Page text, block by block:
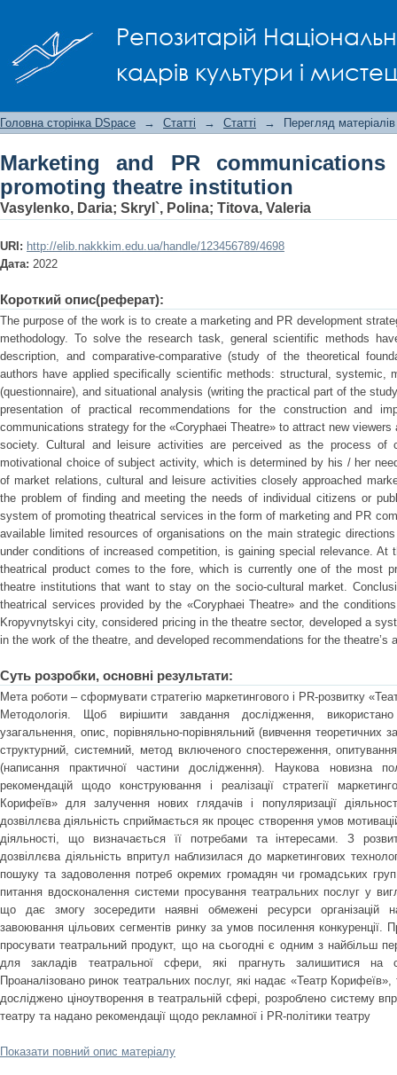
Репозитарій
кадрів культури і
institution
Головна сторінка DSpace → Статті → Статті → Перегляд матеріалів
Marketing and PR
promoting theatre institution
Vasylenko, Daria; Skryl`, Polina; Titova, Valeria
URI: http://elib.nakkkim.edu.ua/handle/123456789/4698
Дата: 2022
Короткий опис(реферат):
The purpose of the work is to create a marketing and PR development
methodology. To solve the research task, general scientific methods
description, and comparative-comparative (study of the theoretical
authors have applied specifically scientific methods: structural, systemic,
(questionnaire), and situational analysis (writing the practical part of the
presentation of practical recommendations for the construction and
communications strategy for the «Coryphaei Theatre» to attract new
society. Cultural and leisure activities are perceived as the process of
motivational choice of subject activity, which is determined by his / her
of market relations, cultural and leisure activities closely approached
the problem of finding and meeting the needs of individual citizens or
system of promoting theatrical services in the form of marketing and PR
available limited resources of organisations on the main strategic
under conditions of increased competition, is gaining special relevance.
theatrical product comes to the fore, which is currently one of the most
theatre institutions that want to stay on the socio-cultural market.
theatrical services provided by the «Coryphaei Theatre» and the
Kropyvnytskyi city, considered pricing in the theatre sector, developed a
in the work of the theatre, and developed recommendations for the theatre’s
Суть розробки, основні результати:
Мета роботи – сформувати стратегію маркетингового і PR-розвитку
Методологія. Щоб вирішити завдання дослідження,
узагальнення, опис, порівняльно-порівняльний (вивчення теоретичних
структурний, системний, метод включеного спостереження, опитування
(написання практичної частини дослідження). Наукова новизна
рекомендацій щодо конструювання і реалізації стратегії
Корифеїв» для залучення нових глядачів і популяризації
дозвіллєва діяльність сприймається як процес створення умов
діяльності, що визначається її потребами та інтересами. З
дозвіллєва діяльність впритул наблизилася до маркетингових
пошуку та задоволення потреб окремих громадян чи громадських
питання вдосконалення системи просування театральних послуг у
що дає змогу зосередити наявні обмежені ресурси організацій
завоювання цільових сегментів ринку за умов посилення
просувати театральний продукт, що на сьогодні є одним з найбільш
для закладів театральної сфери, які прагнуть залишитися на
Проаналізовано ринок театральних послуг, які надає «Театр
досліджено ціноутворення в театральній сфері, розроблено систему
театру та надано рекомендації щодо рекламної і PR-політики театру
Показати повний опис матеріалу